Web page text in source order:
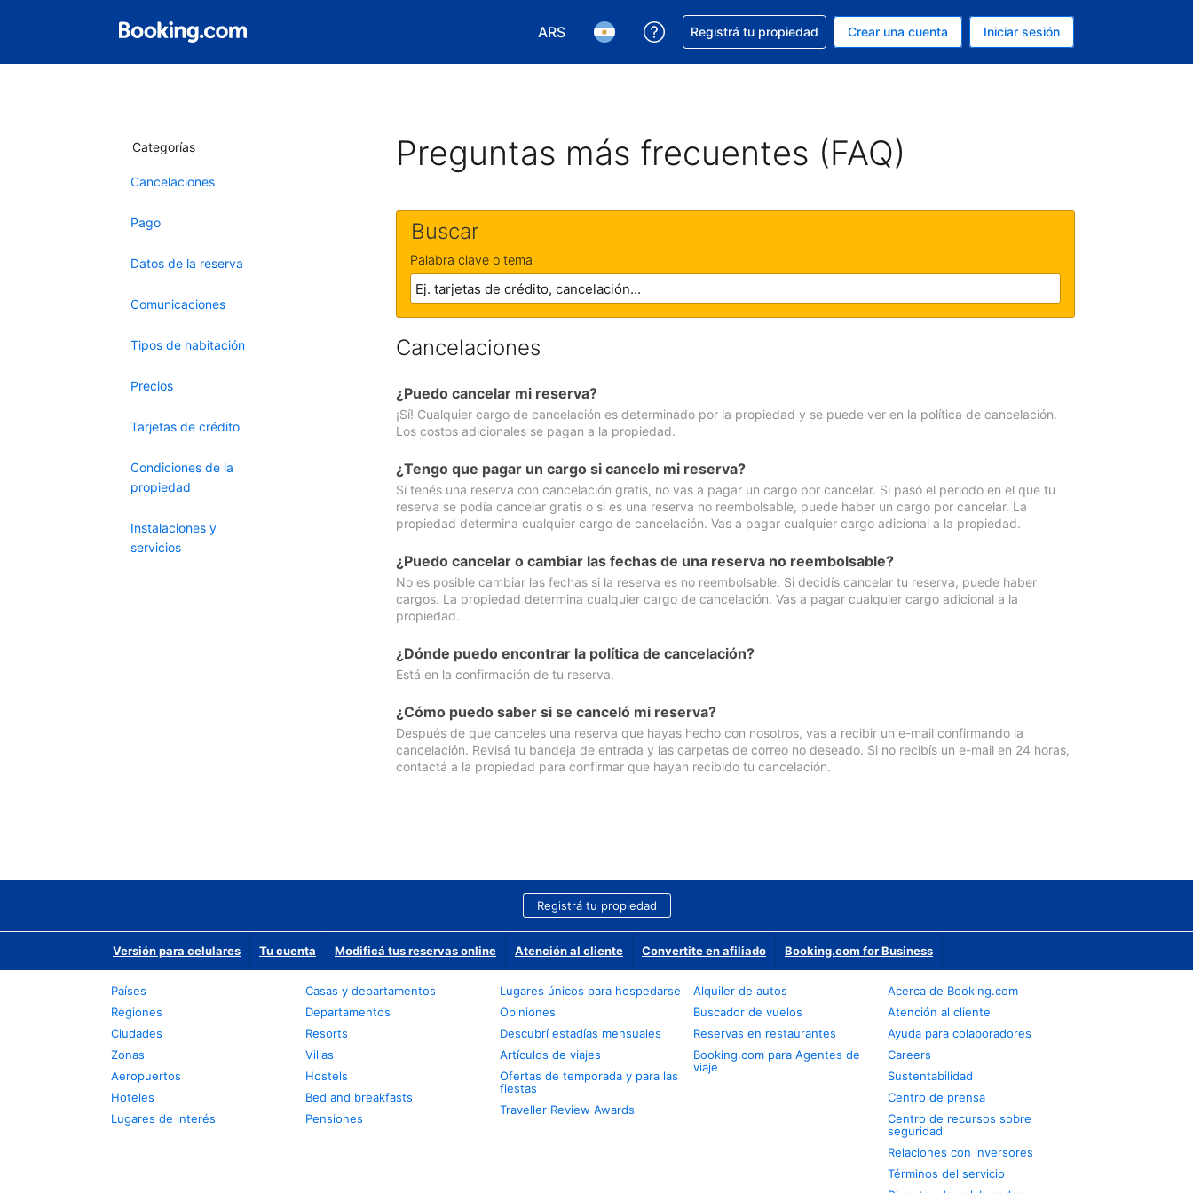
ARS
Elegir la moneda. Tu moneda actual es Peso argentino
Elegir el idioma. El idioma que estás usando es Español (Argentina)
Conseguí ayuda con tu reserva
Registrá tu propiedad Crear una cuenta Iniciar sesión
Categorías
Cancelaciones
Pago
Datos de la reserva
Comunicaciones
Tipos de habitación
Precios
Tarjetas de crédito
Condiciones de la
propiedad
Instalaciones y
servicios
Preguntas más frecuentes (FAQ)
Buscar
Palabra clave o tema
Cancelaciones
¿Puedo cancelar mi reserva?
¡Sí! Cualquier cargo de cancelación es determinado por la propiedad y se puede ver en la política de cancelación.
Los costos adicionales se pagan a la propiedad.
¿Tengo que pagar un cargo si cancelo mi reserva?
Si tenés una reserva con cancelación gratis, no vas a pagar un cargo por cancelar. Si pasó el periodo en el que tu
reserva se podía cancelar gratis o si es una reserva no reembolsable, puede haber un cargo por cancelar. La
propiedad determina cualquier cargo de cancelación. Vas a pagar cualquier cargo adicional a la propiedad.
¿Puedo cancelar o cambiar las fechas de una reserva no reembolsable?
No es posible cambiar las fechas si la reserva es no reembolsable. Si decidís cancelar tu reserva, puede haber
cargos. La propiedad determina cualquier cargo de cancelación. Vas a pagar cualquier cargo adicional a la
propiedad.
¿Dónde puedo encontrar la política de cancelación?
Está en la confirmación de tu reserva.
¿Cómo puedo saber si se canceló mi reserva?
Después de que canceles una reserva que hayas hecho con nosotros, vas a recibir un e-mail confirmando la
cancelación. Revisá tu bandeja de entrada y las carpetas de correo no deseado. Si no recibís un e-mail en 24 horas,
contactá a la propiedad para confirmar que hayan recibido tu cancelación.
Registrá tu propiedad
Versión para celulares Tu cuenta Modificá tus reservas online Atención al cliente Convertite en afiliado Booking.com for Business
Países
Regiones
Ciudades
Zonas
Aeropuertos
Hoteles
Lugares de interés
Casas y departamentos
Departamentos
Resorts
Villas
Hostels
Bed and breakfasts
Pensiones
Lugares únicos para hospedarse
Opiniones
Descubrí estadías mensuales
Artículos de viajes
Ofertas de temporada y para las
fiestas
Traveller Review Awards
Alquiler de autos
Buscador de vuelos
Reservas en restaurantes
Booking.com para Agentes de
viaje
Acerca de Booking.com
Atención al cliente
Ayuda para colaboradores
Careers
Sustentabilidad
Centro de prensa
Centro de recursos sobre
seguridad
Relaciones con inversores
Términos del servicio